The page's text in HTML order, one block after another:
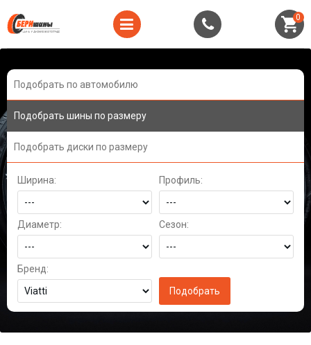
0
Подобрать по автомобилю
Подобрать шины по размеру
Подобрать диски по размеру
Ширина: Профиль:
Диаметр: Сезон:
Бренд: